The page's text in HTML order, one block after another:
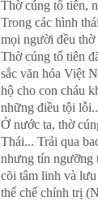
Thờ cúng tổ tiên,
Trong các hình
mọi người đều thờ
Thờ cúng tổ tiên
sắc văn hóa Việt
hộ cho con cháu
những điều tội
Ở nước ta, thờ
Thái... Trải qua
nhưng tín ngưỡng
cõi tâm linh và
thể chế chính trị